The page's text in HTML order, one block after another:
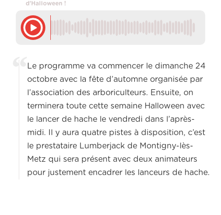
d'Halloween !
Le programme va commencer le dimanche 24
octobre avec la fête d’automne organisée par
l’association des arboriculteurs. Ensuite, on
terminera toute cette semaine Halloween avec
le lancer de hache le vendredi dans l’après-
midi. Il y aura quatre pistes à disposition, c’est
le prestataire Lumberjack de Montigny-lès-
Metz qui sera présent avec deux animateurs
pour justement encadrer les lanceurs de hache.